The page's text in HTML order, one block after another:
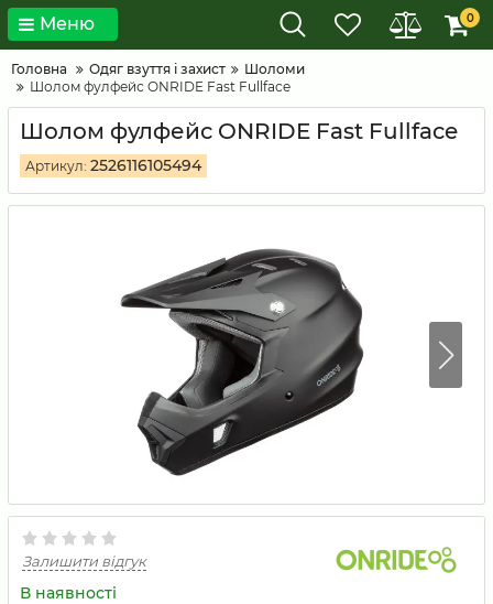
Меню 0
Головна Одяг взуття і захист
Шоломи
Шолом фулфейс ONRIDE Fast Fullface
Шолом фулфейс ONRIDE Fast Fullface
Артикул: 2526116105494
Залишити відгук
В наявності